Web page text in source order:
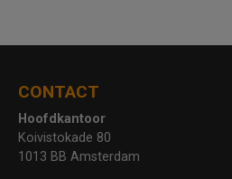
CONTACT
Hoofdkantoor
Koivistokade 80
1013 BB Amsterdam